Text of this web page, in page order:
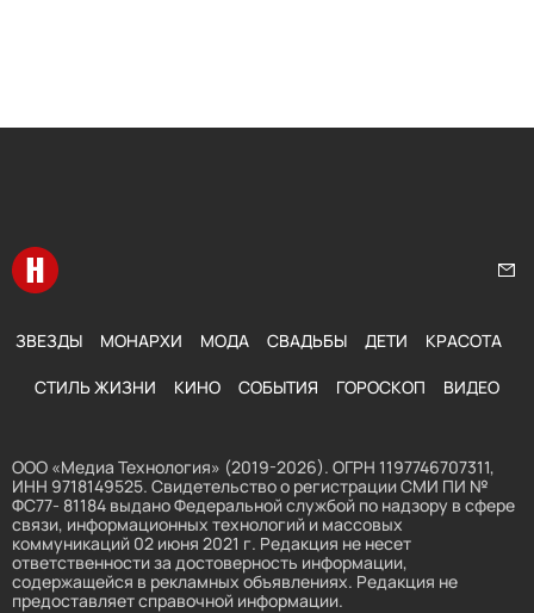
Перейти на главную
ЗВЕЗДЫ МОНАРХИ МОДА СВАДЬБЫ ДЕТИ КРАСОТА
СТИЛЬ ЖИЗНИ КИНО СОБЫТИЯ ГОРОСКОП ВИДЕО
ООО «Медиа Технология» (2019-2026). ОГРН 1197746707311,
ИНН 9718149525. Свидетельство о регистрации СМИ ПИ №
ФС77- 81184 выдано Федеральной службой по надзору в сфере
связи, информационных технологий и массовых
коммуникаций 02 июня 2021 г. Редакция не несет
ответственности за достоверность информации,
содержащейся в рекламных объявлениях. Редакция не
предоставляет справочной информации.